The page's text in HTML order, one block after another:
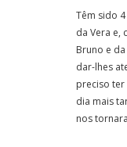
Têm sido
da Vera e,
Bruno e
dar-lhes
preciso ter
dia mais
nos